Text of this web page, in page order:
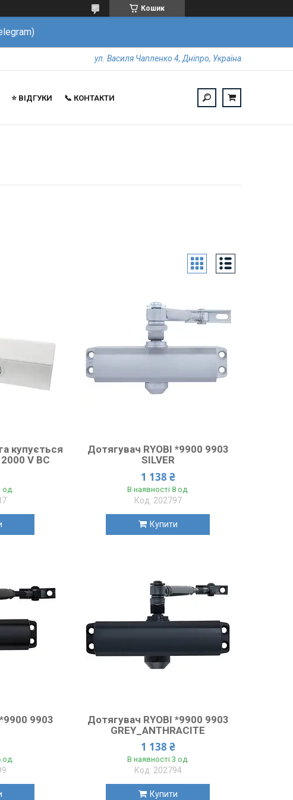
Кошик
ул. Василя Чапленко 4, Дніпро, Україна
⭐️ ВІДГУКИ 📞 КОНТАКТИ
купується
V BC
Дотягувач RYOBI *9900 9903
SILVER
1 138 ₴
В наявності 8 од.
202797
Купити
9903
Дотягувач RYOBI *9900 9903
GREY_ANTHRACITE
1 138 ₴
В наявності 3 од.
202794
Купити